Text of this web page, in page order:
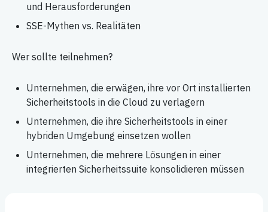
und Herausforderungen
SSE-Mythen vs. Realitäten
Wer sollte teilnehmen?
Unternehmen, die erwägen, ihre vor Ort installierten
Sicherheitstools in die Cloud zu verlagern
Unternehmen, die ihre Sicherheitstools in einer
hybriden Umgebung einsetzen wollen
Unternehmen, die mehrere Lösungen in einer
integrierten Sicherheitssuite konsolidieren müssen